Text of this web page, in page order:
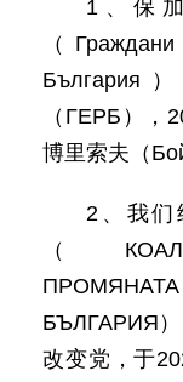
1、保
（
България
（ГЕРБ），
博里索夫（
2、我们
（
БЪЛГАРИЯ）
改变党，于